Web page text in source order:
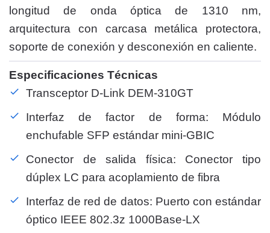
longitud de onda óptica de 1310 nm,
arquitectura con carcasa metálica protectora,
soporte de conexión y desconexión en caliente.
Especificaciones Técnicas
Transceptor D-Link DEM-310GT
Interfaz de factor de forma: Módulo
enchufable SFP estándar mini-GBIC
Conector de salida física: Conector tipo
dúplex LC para acoplamiento de fibra
Interfaz de red de datos: Puerto con estándar
óptico IEEE 802.3z 1000Base-LX